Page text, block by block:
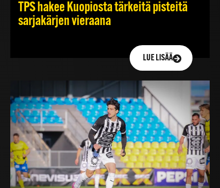
TPS hakee Kuopiosta tärkeitä pisteitä
sarjakärjen vieraana
LUE LISÄÄ